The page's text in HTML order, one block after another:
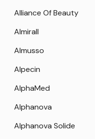
Alliance Of Beauty
Almirall
Almusso
Alpecin
AlphaMed
Alphanova
Alphanova Solide